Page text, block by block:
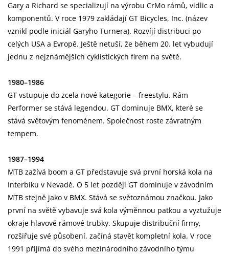
Gary a Richard se specializují na výrobu CrMo rámů, vidlic a
komponentů. V roce 1979 zakládají GT Bicycles, Inc. (název
vznikl podle iniciál Garyho Turnera). Rozvíjí distribuci po
celých USA a Evropě. Ještě netuší, že během 20. let vybudují
jednu z nejznámějších cyklistických firem na světě.
1980–1986
GT vstupuje do zcela nové kategorie – freestylu. Rám
Performer se stává legendou. GT dominuje BMX, které se
stává světovým fenoménem. Společnost roste závratným
tempem.
1987–1994
MTB zažívá boom a GT představuje svá první horská kola na
Interbiku v Nevadě. O 5 let později GT dominuje v závodním
MTB stejně jako v BMX. Stává se světoznámou značkou. Jako
první na světě vybavuje svá kola výměnnou patkou a vyztužuje
okraje hlavové rámové trubky. Skupuje distribuční firmy,
rozšiřuje své působení, začíná stavět kompletní kola. V roce
1991 přijímá do svého mezinárodního závodního týmu